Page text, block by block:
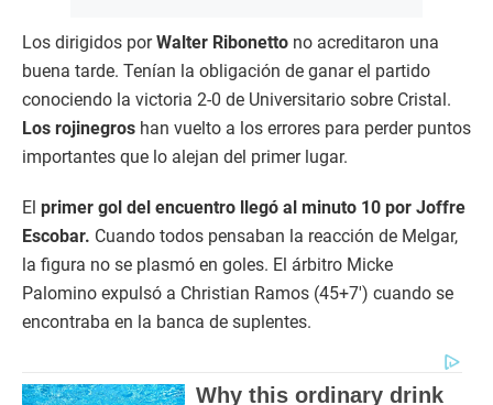
Los dirigidos porWalter Ribonetto no acreditaron una
buena tarde. Tenían la obligación de ganar el partido
conociendo la victoria 2-0 de Universitario sobre Cristal.
Los rojinegros han vuelto a los errores para perder puntos
importantes que lo alejan del primer lugar.
El primer gol del encuentro llegó al minuto 10 por Joffre
Escobar. Cuando todos pensaban la reacción de Melgar,
la figura no se plasmó en goles. El árbitro Micke
Palomino expulsó a Christian Ramos (45+7′) cuando se
encontraba en la banca de suplentes.